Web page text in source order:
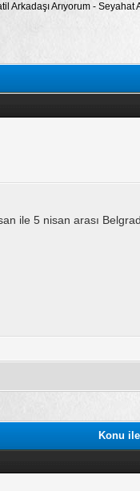
Arkadaşı Arıyorum -
ile 5 nisan arası
Konu